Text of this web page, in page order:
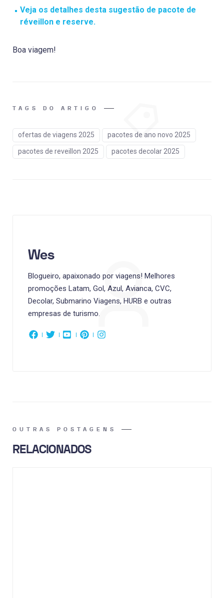
Veja os detalhes desta sugestão de pacote de
réveillon e reserve.
Boa viagem!
TAGS DO ARTIGO
ofertas de viagens 2025 pacotes de ano novo 2025
pacotes de reveillon 2025 pacotes decolar 2025
Wes
Blogueiro, apaixonado por viagens! Melhores
promoções Latam, Gol, Azul, Avianca, CVC,
Decolar, Submarino Viagens, HURB e outras
empresas de turismo.
OUTRAS POSTAGENS
RELACIONADOS